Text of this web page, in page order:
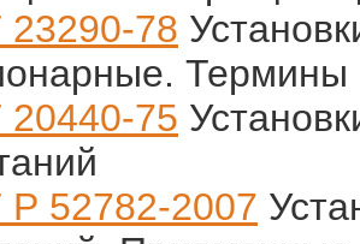
78
Термины
75
52782-2007